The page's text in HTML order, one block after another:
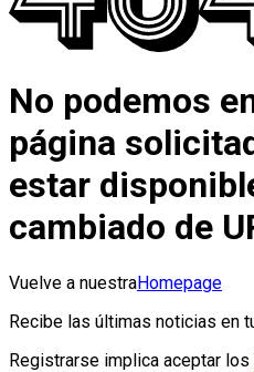
No podemos
página
estar
cambiado de
Vuelve a nuestraHomepage
Recibe las últimas noticias en
Registrarse implica aceptar los